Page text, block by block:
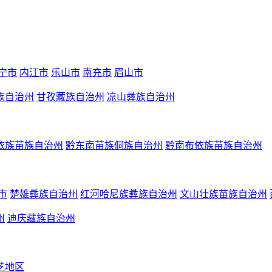
市 内江市 乐山市 南充市 眉山市
自治州 甘孜藏族自治州 凉山彝族自治州
族苗族自治州 黔东南苗族侗族自治州 黔南布依族苗族自治州
楚雄彝族自治州 红河哈尼族彝族自治州 文山壮族苗族自治州
迪庆藏族自治州
地区